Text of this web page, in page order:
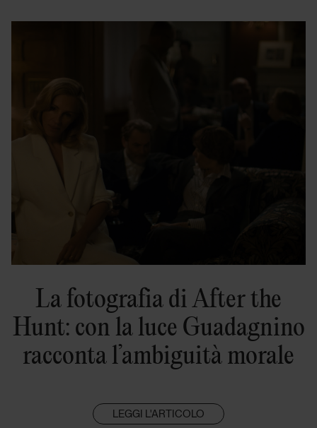
La fotografia di After the
Hunt: con la luce Guadagnino
racconta l’ambiguità morale
LEGGI L'ARTICOLO